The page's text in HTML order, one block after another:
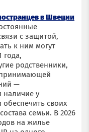
в Швеции
с защитой,
к ним могут
года,
родственники,
—
наличие у
своих
семьи. В 2026
на жилье